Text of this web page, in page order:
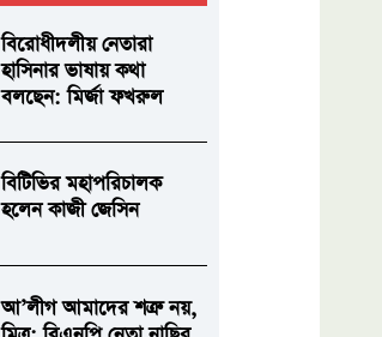
বিরোধীদলীয় নেতারা
হাসিনার ভাষায় কথা
বলছেন: মির্জা ফখরুল
বিটিভির মহাপরিচালক
হলেন কাজী জেসিন
আ’লীগ আমাদের শত্রু নয়,